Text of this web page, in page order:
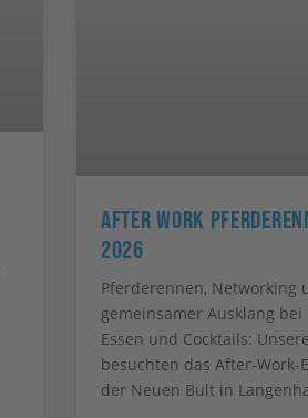
After Work
2026
Pferderennen, Networking
gemeinsamer Ausklang bei
Essen und Cocktails:
besuchten das After-Work-
der Neuen Bult in